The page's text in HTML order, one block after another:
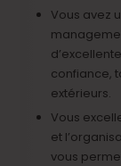
Vous avez
confiance,
extérieurs.
Vous
et
vous